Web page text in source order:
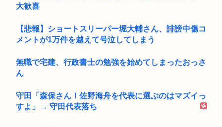
大歓喜
【悲報】ショートスリーパー堀大輔さん、誹謗中傷コ
メントが1万件を越えて号泣してしまう
無職で宅建、行政書士の勉強を始めてしまったおっさ
ん
守田「森保さん！佐野海舟を代表に選ぶのはマズイっ
すよ」→ 守田代表落ち